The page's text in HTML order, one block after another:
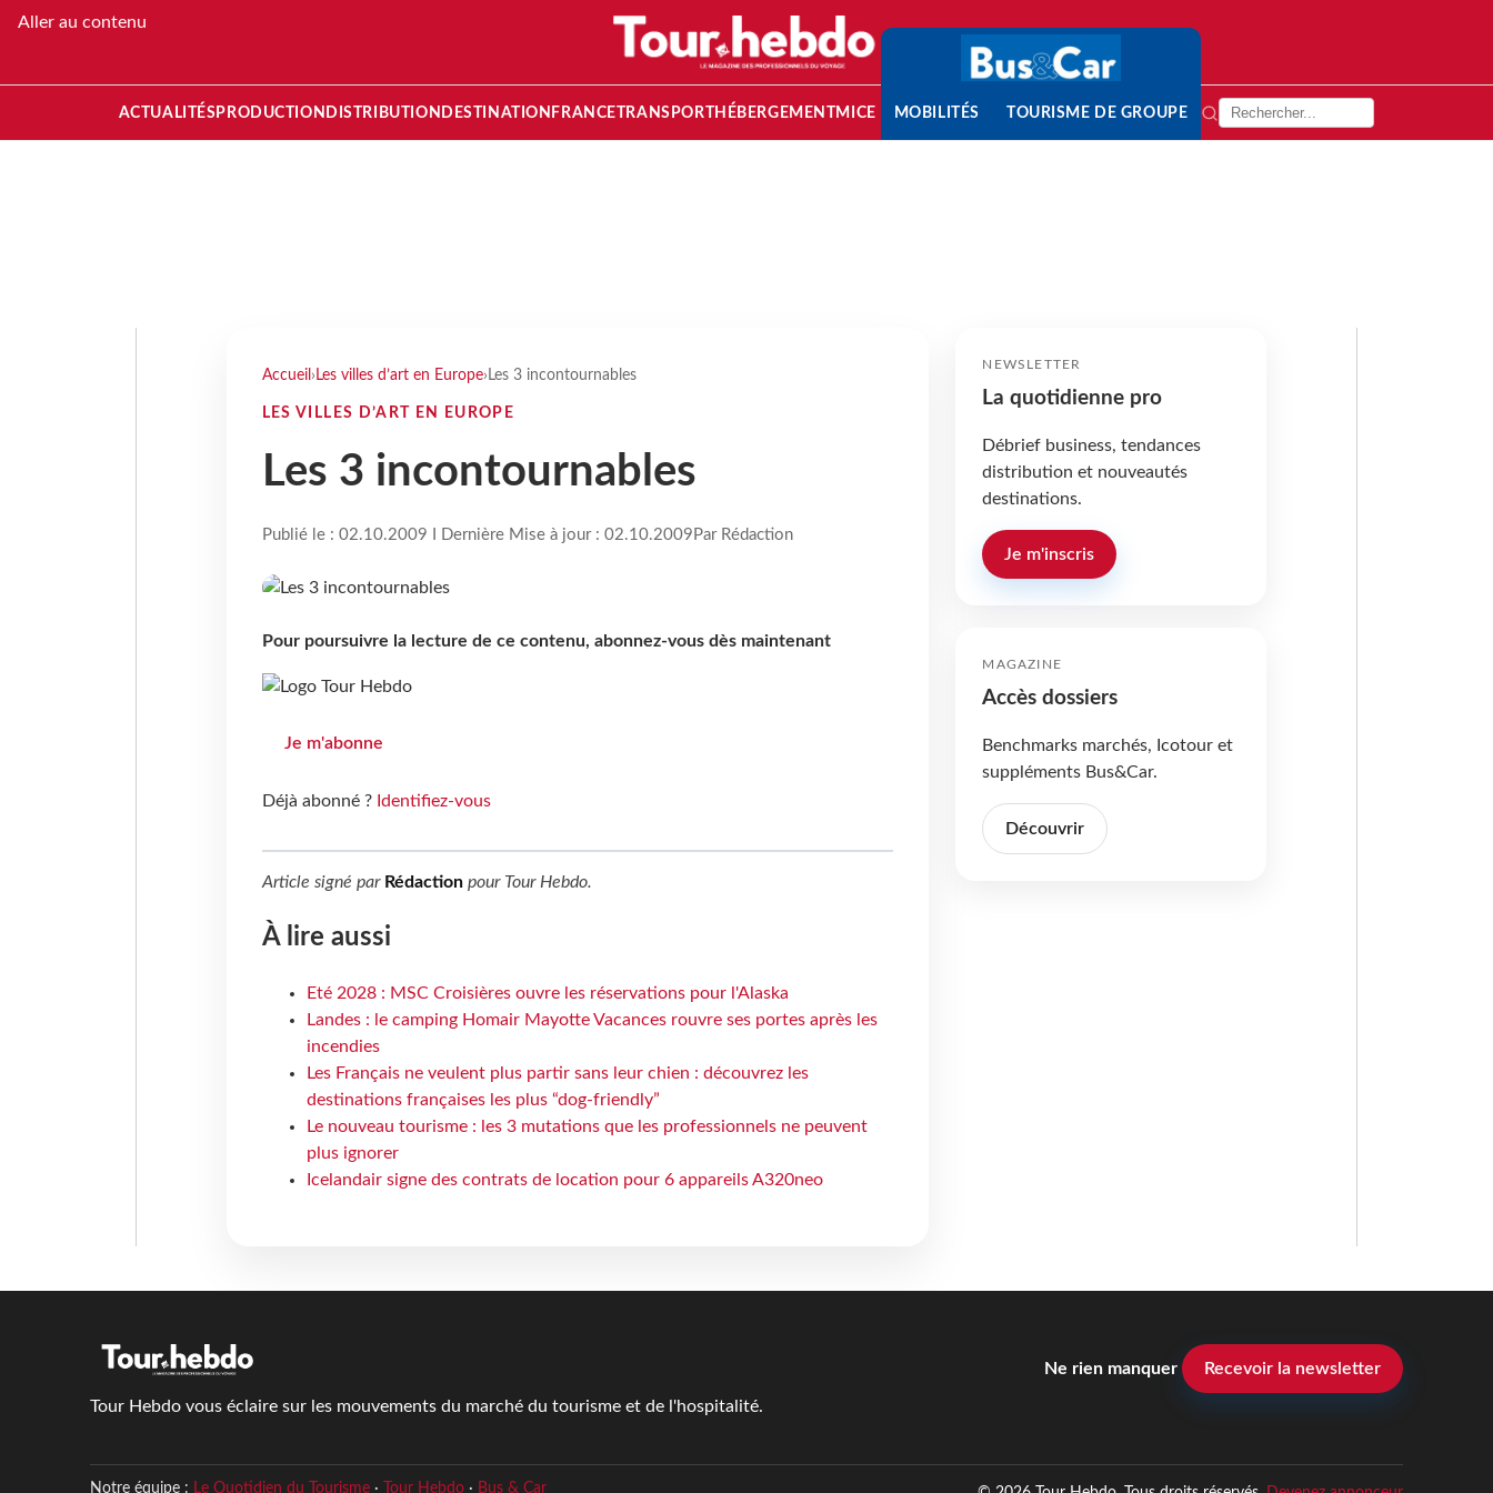
Aller au contenu
ACTUALITÉS PRODUCTION DISTRIBUTION DESTINATION FRANCETRANSPORT HÉBERGEMENTMICE MOBILITÉS TOURISME DE GROUPE
Accueil › Les villes d’art en Europe› Les 3 incontournables
LES VILLES D’ART EN EUROPE
Les 3 incontournables
Publié le : 02.10.2009 I Dernière Mise à jour : 02.10.2009 Par Rédaction
Pour poursuivre la lecture de ce contenu, abonnez-vous dès maintenant
Je m'abonne
Déjà abonné ? Identifiez-vous
Article signé par Rédactionpour Tour Hebdo.
À lire aussi
Eté 2028 : MSC Croisières ouvre les réservations pour l'Alaska
Landes : le camping Homair Mayotte Vacances rouvre ses portes après les
incendies
Les Français ne veulent plus partir sans leur chien : découvrez les
destinations françaises les plus “dog-friendly”
Le nouveau tourisme : les 3 mutations que les professionnels ne peuvent
plus ignorer
Icelandair signe des contrats de location pour 6 appareils A320neo
NEWSLETTER
La quotidienne pro
Débrief business, tendances
distribution et nouveautés
destinations.
Je m'inscris
MAGAZINE
Accès dossiers
Benchmarks marchés, Icotour et
suppléments Bus&Car.
Découvrir
Tour Hebdo vous éclaire sur les mouvements du marché du tourisme et de l'hospitalité.
Ne rien manquer Recevoir la newsletter
Notre équipe : Le Quotidien du Tourisme· Tour Hebdo· Bus & Car